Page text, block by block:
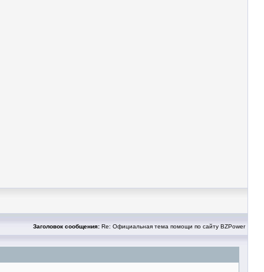
Заголовок сообщения: Re: Официальная тема помощи по сайту BZPower